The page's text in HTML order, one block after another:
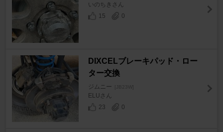
いのちきさん
15
0
DIXCELブレーキパッド・ロー
ター交換
ジムニー [JB23W]
ELUさん
23
0